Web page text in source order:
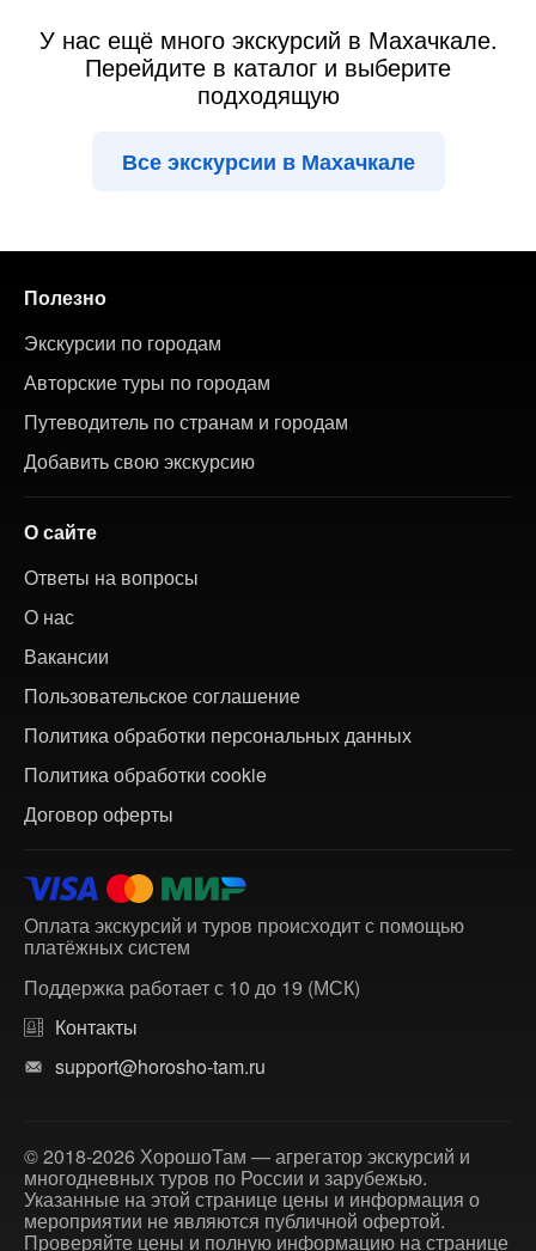
У нас ещё много экскурсий в Махачкале.
Перейдите в каталог и выберите
подходящую
Все экскурсии в Махачкале
Полезно
Экскурсии по городам
Авторские туры по городам
Путеводитель по странам и городам
Добавить свою экскурсию
О сайте
Ответы на вопросы
О нас
Вакансии
Пользовательское соглашение
Политика обработки персональных данных
Политика обработки cookie
Договор оферты
Оплата экскурсий и туров происходит с помощью
платёжных систем
Поддержка работает с 10 до 19 (МСК)
Контакты
support@horosho-tam.ru
© 2018-2026 ХорошоТам — агрегатор экскурсий и
многодневных туров по России и зарубежью.
Указанные на этой странице цены и информация о
мероприятии не являются публичной офертой.
Проверяйте цены и полную информацию на странице